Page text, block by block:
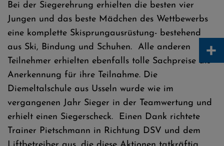
Bei der Siegerehrung erhielten die besten vier
Jungen und das beste Mädchen des Wettbewerbs
eine komplette Skisprungausrüstung- bestehend
aus Ski, Bindung und Schuhen. Alle anderen
Teilnehmer erhielten ebenfalls tolle Sachpreise als
Anerkennung für ihre Teilnahme. Die
Diemeltalschule aus Usseln wurde wie im
vergangenen Jahr Sieger in der Teamwertung und
erhielt einen Siegerscheck. Einen Dank richtete
Trainer Pietschmann in Richtung DSV und dem
+